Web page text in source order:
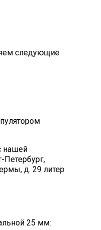
следующие
нашей
Петербург,
д. 29 литер
25 мм: